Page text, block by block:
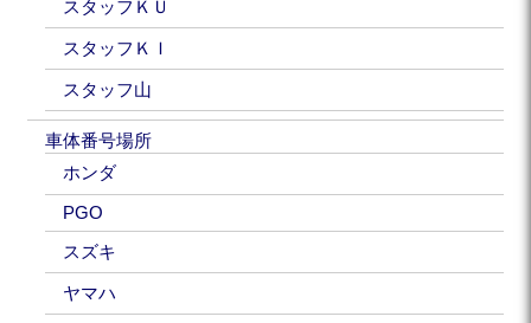
スタッフＫＵ
スタッフＫＩ
スタッフ山
車体番号場所
ホンダ
PGO
スズキ
ヤマハ